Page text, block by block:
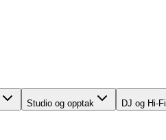
Studio og opptak DJ og Hi-Fi